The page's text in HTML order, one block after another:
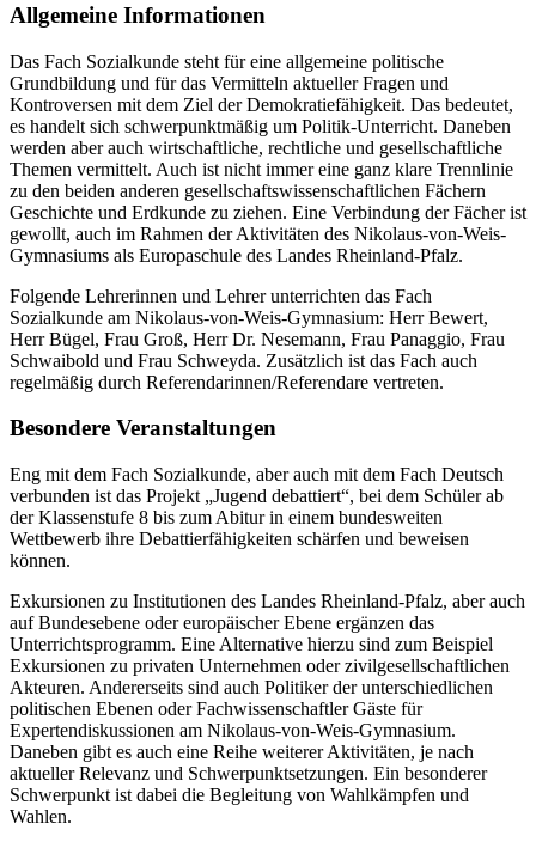
Allgemeine Informationen
Das Fach Sozialkunde steht für eine allgemeine politische
Grundbildung und für das Vermitteln aktueller Fragen und
Kontroversen mit dem Ziel der Demokratiefähigkeit. Das bedeutet,
es handelt sich schwerpunktmäßig um Politik-Unterricht. Daneben
werden aber auch wirtschaftliche, rechtliche und gesellschaftliche
Themen vermittelt. Auch ist nicht immer eine ganz klare Trennlinie
zu den beiden anderen gesellschaftswissenschaftlichen Fächern
Geschichte und Erdkunde zu ziehen. Eine Verbindung der Fächer ist
gewollt, auch im Rahmen der Aktivitäten des Nikolaus-von-Weis-
Gymnasiums als Europaschule des Landes Rheinland-Pfalz.
Folgende Lehrerinnen und Lehrer unterrichten das Fach
Sozialkunde am Nikolaus-von-Weis-Gymnasium: Herr Bewert,
Herr Bügel, Frau Groß, Herr Dr. Nesemann, Frau Panaggio, Frau
Schwaibold und Frau Schweyda. Zusätzlich ist das Fach auch
regelmäßig durch Referendarinnen/Referendare vertreten.
Besondere Veranstaltungen
Eng mit dem Fach Sozialkunde, aber auch mit dem Fach Deutsch
verbunden ist das Projekt „Jugend debattiert“, bei dem Schüler ab
der Klassenstufe 8 bis zum Abitur in einem bundesweiten
Wettbewerb ihre Debattierfähigkeiten schärfen und beweisen
können.
Exkursionen zu Institutionen des Landes Rheinland-Pfalz, aber auch
auf Bundesebene oder europäischer Ebene ergänzen das
Unterrichtsprogramm. Eine Alternative hierzu sind zum Beispiel
Exkursionen zu privaten Unternehmen oder zivilgesellschaftlichen
Akteuren. Andererseits sind auch Politiker der unterschiedlichen
politischen Ebenen oder Fachwissenschaftler Gäste für
Expertendiskussionen am Nikolaus-von-Weis-Gymnasium.
Daneben gibt es auch eine Reihe weiterer Aktivitäten, je nach
aktueller Relevanz und Schwerpunktsetzungen. Ein besonderer
Schwerpunkt ist dabei die Begleitung von Wahlkämpfen und
Wahlen.